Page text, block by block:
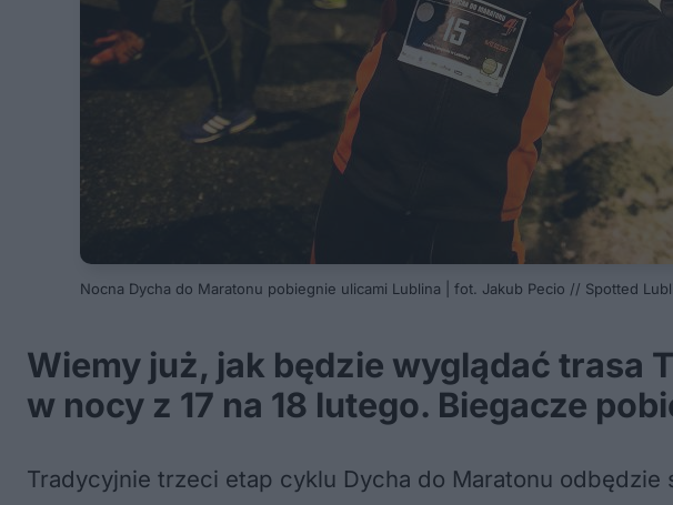
Nocna Dycha do Maratonu pobiegnie ulicami Lublina | fot. Jakub Pecio // Spotted
Wiemy już, jak będzie wyglądać trasa
w nocy z 17 na 18 lutego. Biegacze
Tradycyjnie trzeci etap cyklu Dycha do Maratonu